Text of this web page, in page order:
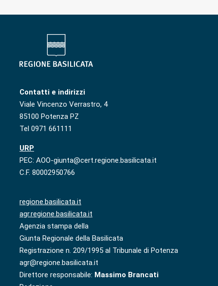
Contatti e indirizzi
Viale Vincenzo Verrastro, 4
85100 Potenza PZ
Tel 0971 661111
URP
PEC: AOO-giunta@cert.regione.basilicata.it
C.F. 80002950766
regione.basilicata.it
agr.regione.basilicata.it
Agenzia stampa della
Giunta Regionale della Basilicata
Registrazione n. 209/1995 al Tribunale di Potenza
agr@regione.basilicata.it
Direttore responsabile: Massimo Brancati